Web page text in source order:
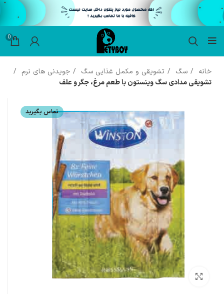
0
خانه سگ تشویقی و مکمل غذایی سگ
جویدنی های نرم
تشویقی مدادی سگ وینستون با طعم مرغ، جگر و علف
تماس بگیرید
بزرگنمایی تصویر